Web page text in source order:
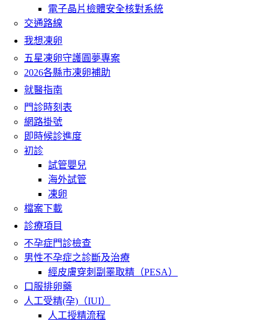
電子晶片檢體安全核對系統
交通路線
我想凍卵
五星凍卵守護圓夢專案
2026各縣市凍卵補助
就醫指南
門診時刻表
網路掛號
即時候診進度
初診
試管嬰兒
海外試管
凍卵
檔案下載
診療項目
不孕症門診檢查
男性不孕症之診斷及治療
經皮膚穿刺副睪取精（PESA）
口服排卵藥
人工受精(孕)（IUI）
人工授精流程